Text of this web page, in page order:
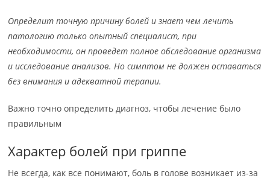
Определит точную причину болей и знает чем лечить
патологию только опытный специалист, при
необходимости, он проведет полное обследование организма
и исследование анализов. Но симптом не должен оставаться
без внимания и адекватной терапии.
Важно точно определить диагноз, чтобы лечение было
правильным
Характер болей при гриппе
Не всегда, как все понимают, боль в голове возникает из-за